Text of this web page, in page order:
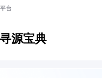
台
寻源宝典